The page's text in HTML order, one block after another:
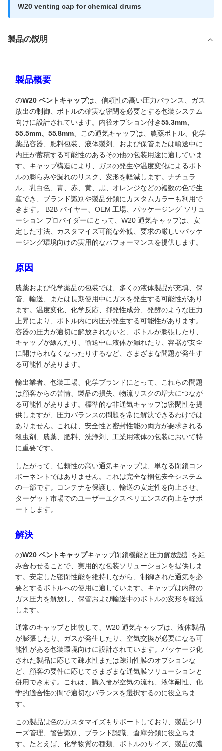
W20 venting cap for chemical drums
製品の説明
製品概要
のW20 ベン​​トキャップは、信頼性の高い圧力バランス、ガス
放出の制御、ボトルの確実な密閉を必要とする包装システム
向けに設計されています。内径オプション付き55.3mm、
55.5mm、55.8mm 、この通気キャップは、農薬ボトル、化学
薬品容器、肥料包装、液体製剤、および保管または輸送中に
内圧が蓄積する可能性のあるその他の包装用途に適していま
す。キャップ構造により、ガスの発生や温度変化によるボト
ルの膨らみや漏れのリスク、変形を軽減します。ナチュラ
ル、乳白色、青、赤、黄、黒、オレンジなどの複数の色で生
産でき、ブランド識別や製品分類にカスタムカラーも利用で
きます。 B2B バイヤー、OEM 工場、パッケージング ソリュ
ーション プロバイダーにとって、W20 通気キャップは、安
定した寸法、カスタマイズ可能な外観、要求の厳しいパッケ
ージング環境向けの実用的なパフォーマンスを提供します。
原因
農薬および化学薬品の包装では、多くの液体製品が充填、保
管、輸送、または長期使用中にガスを発生する可能性があり
ます。温度変化、化学反応、揮発性成分、発酵のような圧力
上昇により、ボトル内に内圧が発生する可能性があります。
容器の圧力が適切に解放されないと、ボトルが膨張したり、
キャップが緩んだり、輸送中に液体が漏れたり、容器が安全
に開けられなくなったりするなど、さまざまな問題が発生す
る可能性があります。
輸出業者、包装工場、化学ブランドにとって、これらの問題
は顧客からの苦情、製品の損失、物流リスクの増大につなが
る可能性があります。標準的な非通気キャップは密閉性を提
供しますが、圧力バランスの問題を常に解決できるわけでは
ありません。これは、安全性と密封性能の両方が要求される
殺虫剤、農薬、肥料、洗浄剤、工業用液体の包装において特
に重要です。
したがって、信頼性の高い通気キャップは、単なる閉鎖コン
ポーネントではありません。これは完全な梱包安全システム
の一部です。コンテナを保護し、輸送の安定性を向上させ、
ターゲット市場でのユーザーエクスペリエンスの向上をサポ
ートします。
解決
のW20 ベン​​トキャップキャップ閉鎖機能と圧力解放設計を組
み合わせることで、実用的な包装ソリューションを提供しま
す。安定した密閉性能を維持しながら、制御された通気を必
要とするボトルへの使用に適しています。キャップは内部の
ガス圧力を解放し、保管および輸送中のボトルの変形を軽減
します。
通常のキャップと比較して、W20 通気キャップは、液体製品
が膨張したり、ガスが発生したり、空気交換が必要になる可
能性がある包装環境向けに設計されています。パッケージ化
された製品に応じて疎水性または疎油性膜のオプションな
ど、顧客の要件に応じてさまざまな通気膜ソリューションと
併用できます。これは、購入者が空気の流れ、液体耐性、化
学的適合性の間で適切なバランスを選択するのに役立ちま
す。
この製品は色のカスタマイズもサポートしており、製品シリ
ーズ管理、警告識別、ブランド認識、倉庫分類に役立ちま
す。たとえば、化学物質の種類、ボトルのサイズ、製品の濃